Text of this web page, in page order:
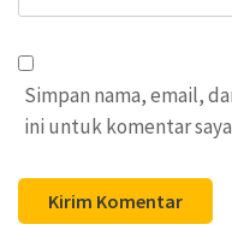
Web
Simpan nama, email,
ini untuk komentar